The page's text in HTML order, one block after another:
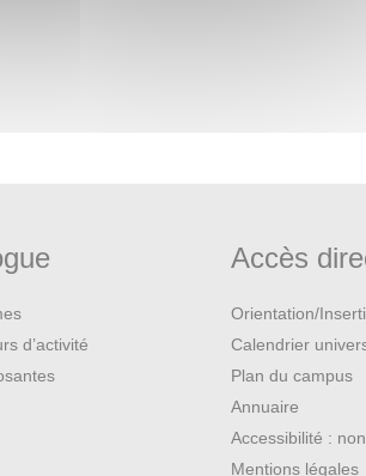
d’activité
Accès
Orientation/
Calendrier
Plan du campus
Annuaire
Accessibilité :
Mentions légales